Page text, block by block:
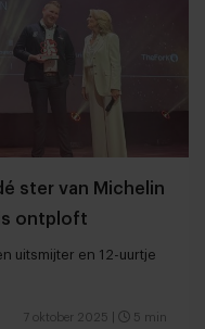
ster van Michelin
ontploft
uitsmijter en 12-uurtje
7 oktober 2025 5 min